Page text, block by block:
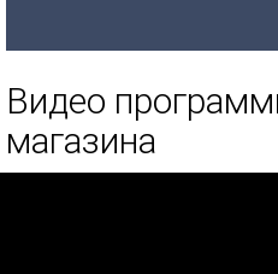
Видео
магазина